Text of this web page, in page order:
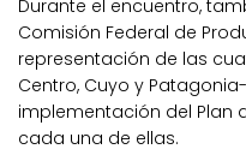
Durante el encuentro,
Comisión Federal de
representación de las
Centro, Cuyo y
implementación del Plan
cada una de ellas.